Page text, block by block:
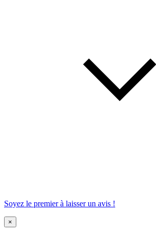
Soyez le premier à laisser un avis !
×